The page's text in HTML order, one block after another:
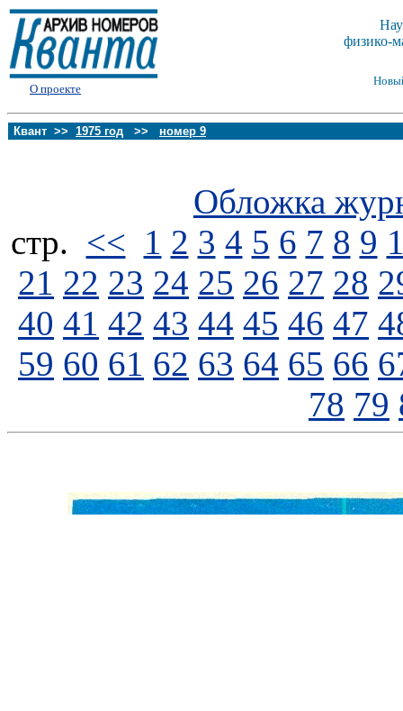
О проекте
физико-
Квант >> 1975 год >> номер 9
Обложка
стp. << 1 2 3 4 5 6 7 8 9
21 22 23 24 25 26 27 28
40 41 42 43 44 45 46 47
59 60 61 62 63 64 65 66
78 79